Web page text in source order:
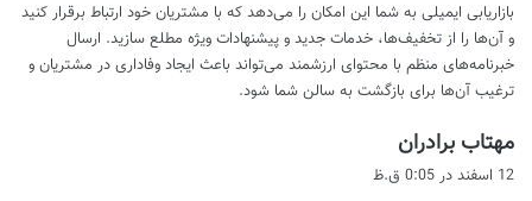
بازاریابی ایمیلی به شما این امکان را می‌دهد که با مشتریان خود ارتباط برقرار کنید
و آن‌ها را از تخفیف‌ها، خدمات جدید و پیشنهادات ویژه مطلع سازید. ارسال
خبرنامه‌های منظم با محتوای ارزشمند می‌تواند باعث ایجاد وفاداری در مشتریان و
ترغیب آن‌ها برای بازگشت به سالن شما شود.
مهتاب برادران
ف
12 اسفند در 0:05 ق.ظ